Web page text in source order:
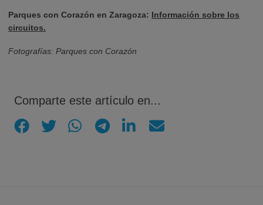
Parques con Corazón en Zaragoza: Información sobre los
circuitos.
Fotografías: Parques con Corazón
Comparte este artículo en...